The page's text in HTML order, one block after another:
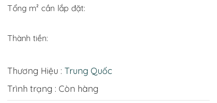
Tổng m² cần lắp đặt:
Thành tiền:
Thương Hiệu : Trung Quốc
Trình trạng : Còn hàng